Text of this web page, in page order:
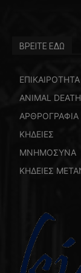
ΒΡΕΙΤΕ ΕΔΩ
ΕΠΙΚΑΙΡΟΤΗΤΑ
ANIMAL
ΑΡΘΡΟΓΡΑΦΙΑ
ΚΗΔΕΙΕΣ
ΜΝΗΜΟΣΥΝΑ
ΚΗΔΕΙΕΣ